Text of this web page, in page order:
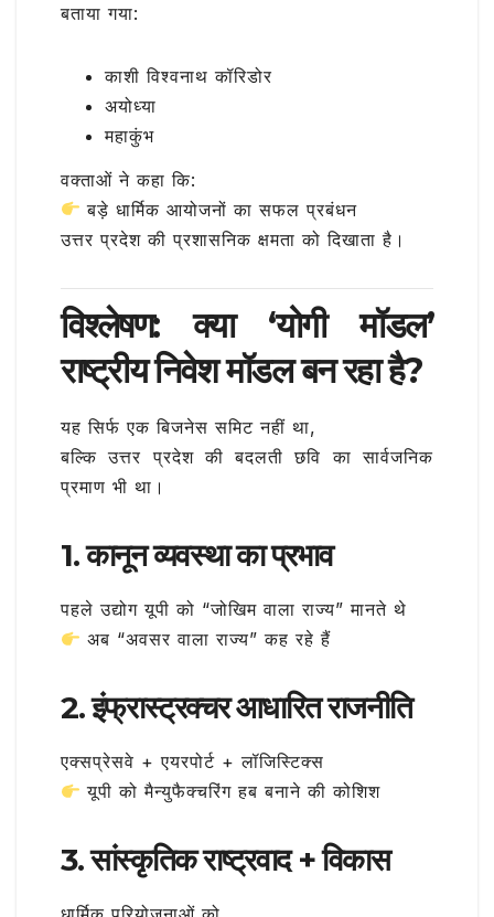
बताया गया:
काशी विश्वनाथ कॉरिडोर
अयोध्या
महाकुंभ
वक्ताओं ने कहा कि:
बड़े धार्मिक आयोजनों का सफल प्रबंधन
उत्तर प्रदेश की प्रशासनिक क्षमता को दिखाता है।
विश्लेषण: क्या ‘योगी मॉडल’
राष्ट्रीय निवेश मॉडल बन रहा है?
यह सिर्फ एक बिजनेस समिट नहीं था,
बल्कि उत्तर प्रदेश की बदलती छवि का सार्वजनिक
प्रमाण भी था।
1. कानून व्यवस्था का प्रभाव
पहले उद्योग यूपी को “जोखिम वाला राज्य” मानते थे
अब “अवसर वाला राज्य” कह रहे हैं
2. इंफ्रास्ट्रक्चर आधारित राजनीति
एक्सप्रेसवे + एयरपोर्ट + लॉजिस्टिक्स
यूपी को मैन्युफैक्चरिंग हब बनाने की कोशिश
3. सांस्कृतिक राष्ट्रवाद + विकास